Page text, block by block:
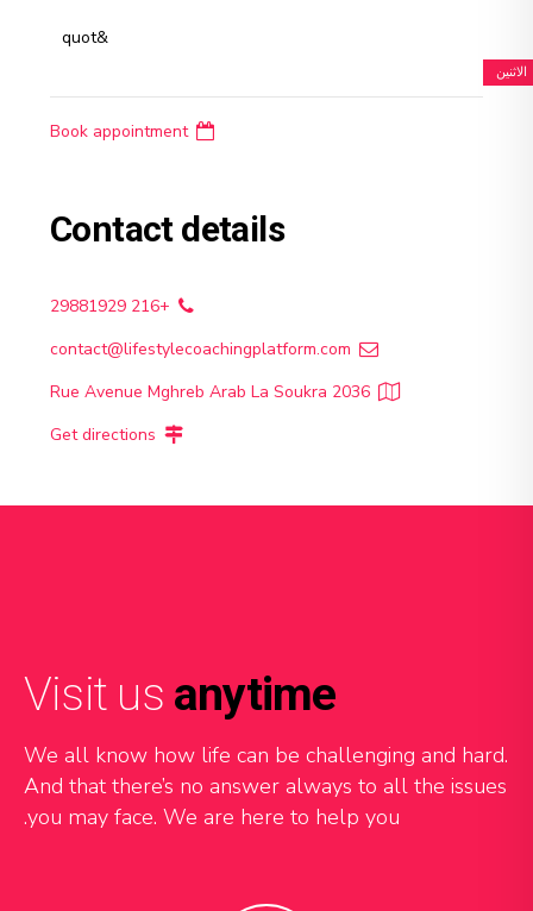
&quot
الاثنين
Book appointment
Contact details
+216 29881929
contact@lifestylecoachingplatform.com
Rue Avenue Mghreb Arab La Soukra 2036
Get directions
Visit us anytime
We all know how life can be challenging and hard.
And that there’s no answer always to all the issues
you may face. We are here to help you.